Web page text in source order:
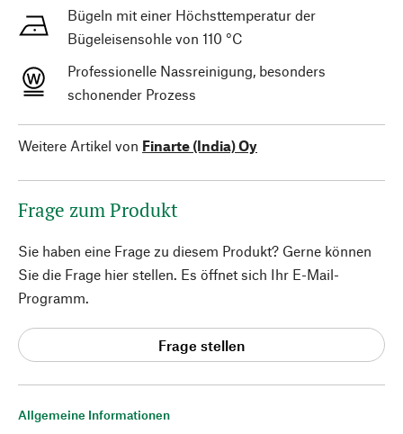
Allgemeine Informationen
Bügeln mit einer Höchsttemperatur der
Bügeleisensohle von 110 °C
Professionelle Nassreinigung, besonders
schonender Prozess
Weitere Artikel von Finarte (India) Oy
Frage zum Produkt
Sie haben eine Frage zu diesem Produkt? Gerne können
Sie die Frage hier stellen. Es öffnet sich Ihr E-Mail-
Programm.
Frage stellen